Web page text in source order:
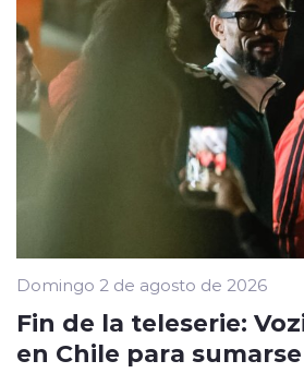
Domingo 2 de agosto de 2026
Fin de la teleserie:
en Chile para